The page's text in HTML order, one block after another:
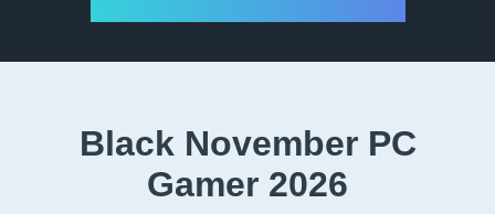
Black November PC
Gamer 2026